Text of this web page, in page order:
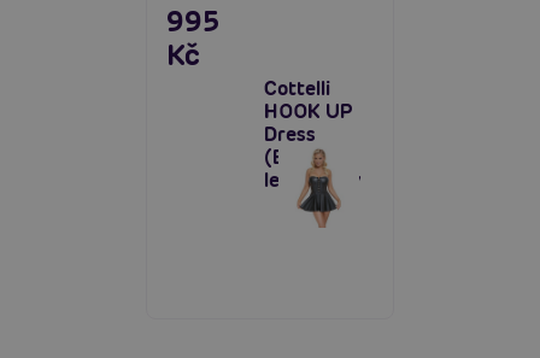
Cottelli
HOOK UP
Dress
(Black),
lesklé šaty
995
Kč